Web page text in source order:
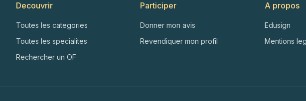
Decouvrir
Toutes les categories
Toutes les specialites
Rechercher un OF
Participer
Donner mon avis
Revendiquer mon profil
A propos
Edusign
Mentions